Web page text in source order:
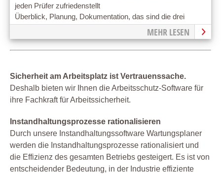
jeden Prüfer zufriedenstellt
Überblick, Planung, Dokumentation, das sind die drei
entscheidenden Säulen im Prüfterminmanagement
MEHR LESEN
Sicherheit am Arbeitsplatz ist Vertrauenssache.
Deshalb bieten wir Ihnen die Arbeitsschutz-Software für
ihre Fachkraft für Arbeitssicherheit.
Instandhaltungsprozesse rationalisieren
Durch unsere Instandhaltungssoftware Wartungsplaner
werden die Instandhaltungsprozesse rationalisiert und
die Effizienz des gesamten Betriebs gesteigert. Es ist von
entscheidender Bedeutung, in der Industrie effiziente